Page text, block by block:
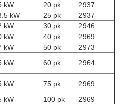
kW 20 pk
2937
kW 25 pk
2937
kW 30 pk
2946
kW 40 pk
2969
kW 50 pk
2973
kW 60 pk
2964
kW 75 pk
2969
kW 100 pk
2969